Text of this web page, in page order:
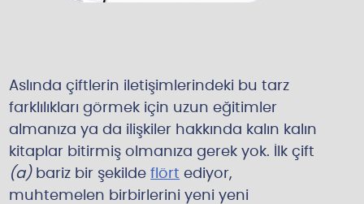
Aslında çiftlerin iletişimlerindeki bu tarz
farklılıkları görmek için uzun eğitimler
almanıza ya da ilişkiler hakkında kalın kalın
kitaplar bitirmiş olmanıza gerek yok. İlk çift
(a)bariz bir şekildeflört ediyor,
muhtemelen birbirlerini yeni yeni